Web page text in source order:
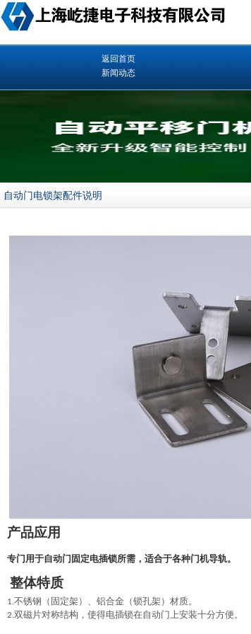
返回首页
新闻动态
自动门电锁架配件说明
产品应用
专门用于自动门固定电插锁所需，适合于各种门机导轨。
整体特质
1.不锈钢（固定架）、铝合金（锁孔架）材质。
2.双磁片对称结构，使得电插锁在自动门上安装十分方便。